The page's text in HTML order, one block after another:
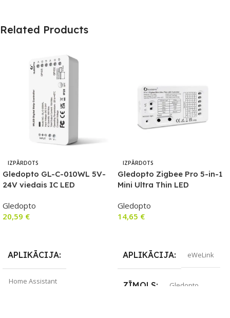
Related Products
IZPĀRDOTS
Gledopto GL-C-010WL 5V-
24V viedais IC LED
programmaparatūru) ar
mikrofonu
Gledopto
20,59 €
APLIKĀCIJA
Home Assistant
IZPĀRDOTS
Gledopto Zigbee Pro 5-in-1
Mini Ultra Thin LED
24V DC
Gledopto
14,65 €
APLIKĀCIJA eWeLink
ZĪMOLS Gledopto